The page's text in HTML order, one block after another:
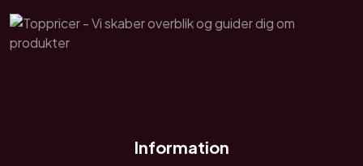
Information